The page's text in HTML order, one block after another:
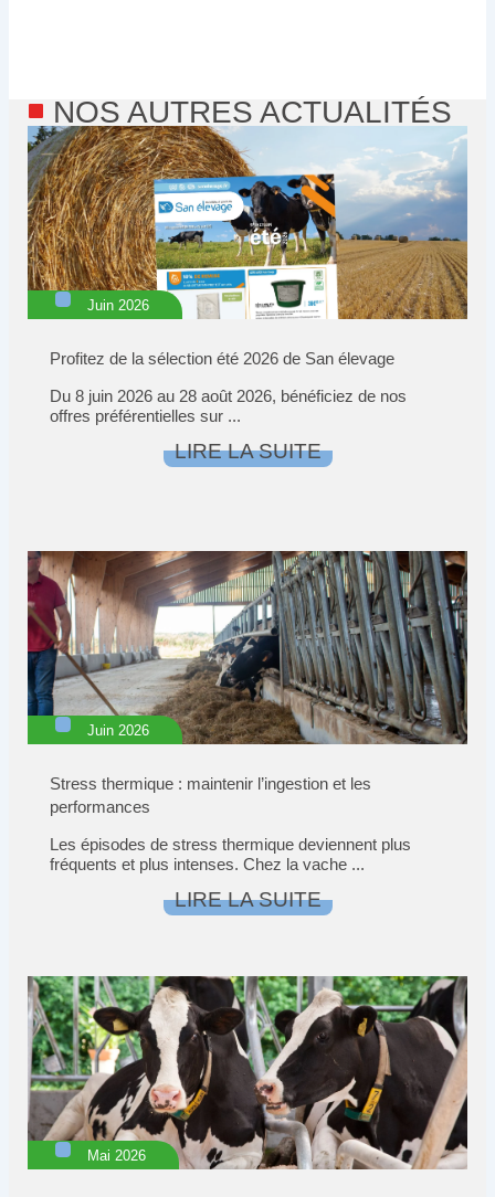
NOS AUTRES ACTUALITÉS
Juin 2026
Profitez de la sélection été 2026 de San élevage
Du 8 juin 2026 au 28 août 2026, bénéficiez de nos
offres préférentielles sur ...
LIRE LA SUITE
Juin 2026
Stress thermique : maintenir l’ingestion et les
performances
Les épisodes de stress thermique deviennent plus
fréquents et plus intenses. Chez la vache ...
LIRE LA SUITE
Mai 2026